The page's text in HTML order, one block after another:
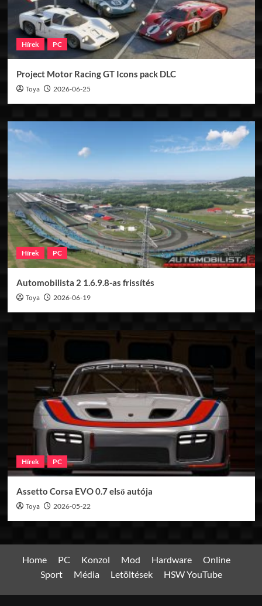
Hírek PC
Project Motor Racing GT Icons pack DLC
Toya 2026-06-25
Hírek PC
Automobilista 2 1.6.9.8-as frissítés
Toya 2026-06-19
Hírek PC
Assetto Corsa EVO 0.7 első autója
Toya 2026-05-22
Home PC Konzol Mod Hardware
Online
Sport
Média Letöltések HSW YouTube